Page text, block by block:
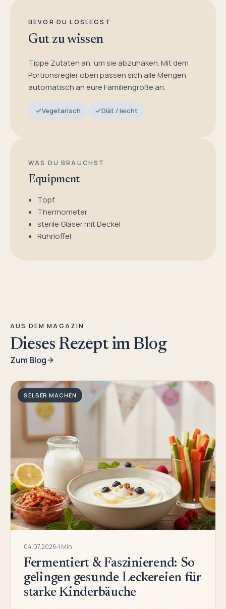
BEVOR DU LOSLEGST
Gut zu wissen
Tippe Zutaten an, um sie abzuhaken. Mit dem
Portionsregler oben passen sich alle Mengen
automatisch an eure Familiengröße an.
Vegetarisch Diät / leicht
WAS DU BRAUCHST
Equipment
Topf
Thermometer
sterile Gläser mit Deckel
Rührlöffel
AUS DEM MAGAZIN
Dieses Rezept im Blog
Zum Blog
SELBER MACHEN
04.07.2026 1 Min
Fermentiert & Faszinierend: So
gelingen gesunde Leckereien für
starke Kinderbäuche